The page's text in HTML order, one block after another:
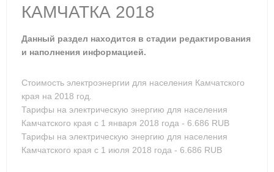
КАМЧАТКА 2018
Данный раздел находится в стадии редактирования
и наполнения информацией.
Стоимость электроэнергии для населения Камчатского
края на 2018 год.
Тарифы на электрическую энергию для населения
Камчатского края с 1 января 2018 года - 6.686 RUB
Тарифы на электрическую энергию для населения
Камчатского края с 1 июля 2018 года - 6.686 RUB